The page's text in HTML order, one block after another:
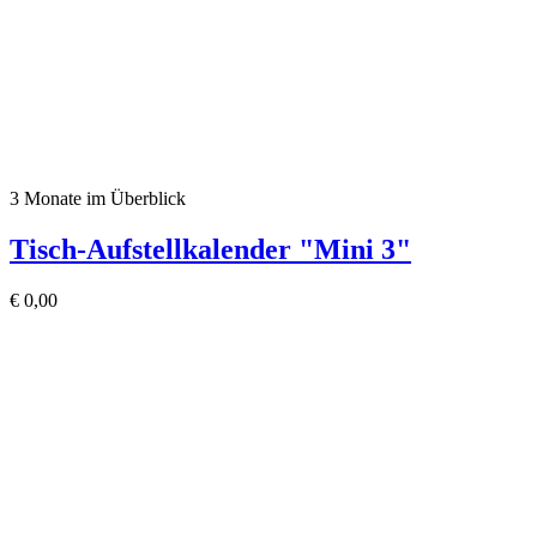
3 Monate im Überblick
Tisch-Aufstellkalender "Mini 3"
€ 0,00